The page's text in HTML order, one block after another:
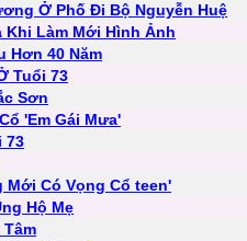
Ở Phố Đi Bộ Nguyễn Huệ
Khi Làm Mới Hình Ảnh
Hơn 40 Năm
Tuổi 73
Sơn
'Em Gái Mưa'
73
Mới Có Vọng Cổ teen'
Hộ Mẹ
Tâm